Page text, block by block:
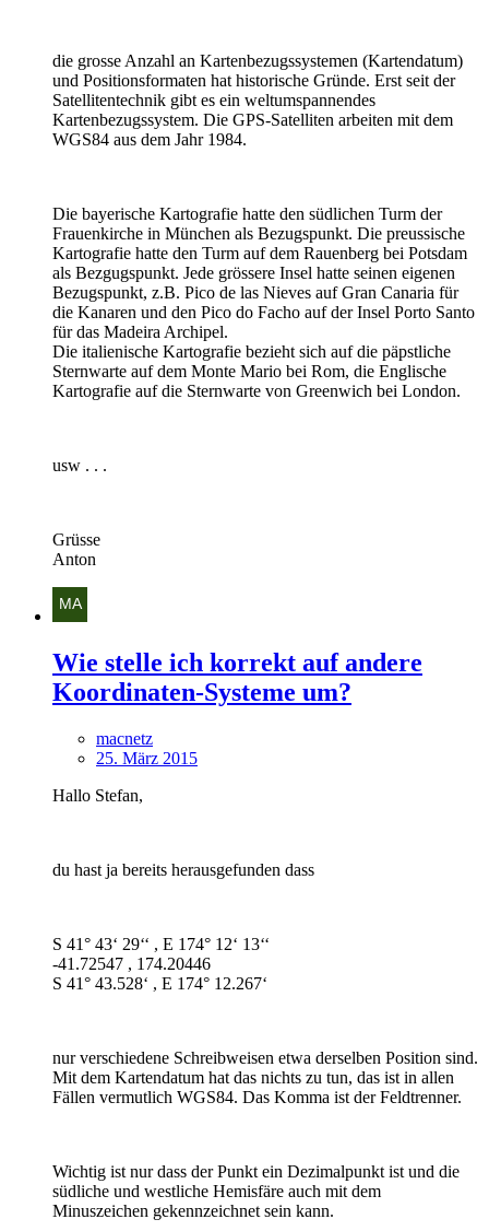
die grosse Anzahl an Kartenbezugssystemen (Kartendatum)
und Positionsformaten hat historische Gründe. Erst seit der
Satellitentechnik gibt es ein weltumspannendes
Kartenbezugssystem. Die GPS-Satelliten arbeiten mit dem
WGS84 aus dem Jahr 1984.
Die bayerische Kartografie hatte den südlichen Turm der
Frauenkirche in München als Bezugspunkt. Die preussische
Kartografie hatte den Turm auf dem Rauenberg bei Potsdam
als Bezgugspunkt. Jede grössere Insel hatte seinen eigenen
Bezugspunkt, z.B. Pico de las Nieves auf Gran Canaria für
die Kanaren und den Pico do Facho auf der Insel Porto Santo
für das Madeira Archipel.
Die italienische Kartografie bezieht sich auf die päpstliche
Sternwarte auf dem Monte Mario bei Rom, die Englische
Kartografie auf die Sternwarte von Greenwich bei London.
usw . . .
Grüsse
Anton
Wie stelle ich korrekt auf andere
Koordinaten-Systeme um?
macnetz
25. März 2015
Hallo Stefan,
du hast ja bereits herausgefunden dass
S 41° 43‘ 29‘‘ , E 174° 12‘ 13‘‘
-41.72547 , 174.20446
S 41° 43.528‘ , E 174° 12.267‘
nur verschiedene Schreibweisen etwa derselben Position sind.
Mit dem Kartendatum hat das nichts zu tun, das ist in allen
Fällen vermutlich WGS84. Das Komma ist der Feldtrenner.
Wichtig ist nur dass der Punkt ein Dezimalpunkt ist und die
südliche und westliche Hemisfäre auch mit dem
Minuszeichen gekennzeichnet sein kann.